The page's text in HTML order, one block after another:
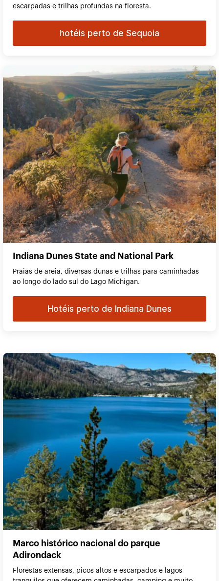
escarpadas e trilhas profundas na floresta.
hotéis perto de Sequoia
Indiana Dunes State and National Park
Praias de areia, diversas dunas e trilhas para caminhadas
ao longo do lado sul do Lago Michigan.
Hotéis perto de Indiana Dunes
Marco histórico nacional do parque
Adirondack
Florestas extensas, picos altos e escarpados e lagos